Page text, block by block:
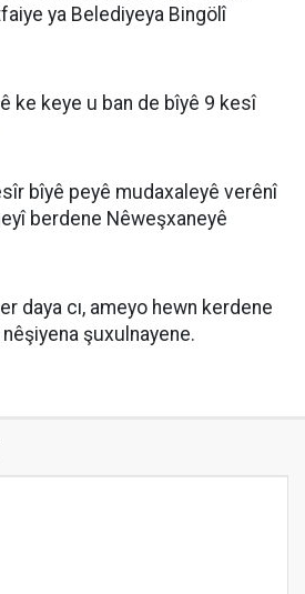
ya Belediyeya Bingölî
ke keye u ban de bîyê 9 kesî
bîyê peyê mudaxaleyê verênî
berdene Nêweşxaneyê
daya cı, ameyo hewn kerdene
şuxulnayene.